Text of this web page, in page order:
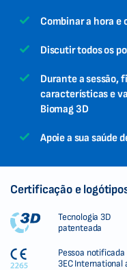
Combinar a hora e
Discutir todos os
Durante a sessão,
características e
Biomag 3D
Apoie a sua saúde
Certificação e
Tecnologia 3D
patenteada
Pessoa notificada
3EC International